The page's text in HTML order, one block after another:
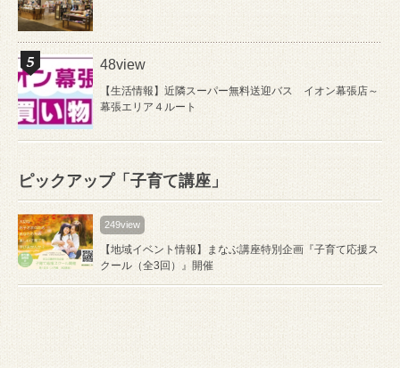
48view
【生活情報】近隣スーパー無料送迎バス イオン幕張店～
幕張エリア４ルート
ピックアップ「子育て講座」
249view
【地域イベント情報】まなぶ講座特別企画『子育て応援ス
クール（全3回）』開催